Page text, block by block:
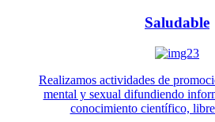
Saludable
Realizamos actividades de
mental y sexual difundiendo
conocimiento científico,